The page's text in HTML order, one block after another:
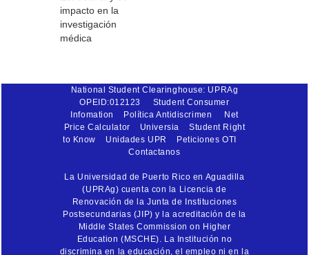
impacto en la
investigación
médica
National Student Clearinghouse: UPRAg
OPEID:012123
Student Consumer
Infomation
Política Antidiscrimen
Net
Price Calculator
Universia
Student Right
to Know
Unidades UPR
Peticiones OTI
Contactanos
La Universidad de Puerto Rico en Aguadilla
(UPRAg) cuenta con la Licencia de
Renovación de la Junta de Instituciones
Postsecundarias (JIP) y la acreditación de la
Middle States Commission on Higher
Education (MSCHE). La Institución no
discrimina en la educación, el empleo ni en la